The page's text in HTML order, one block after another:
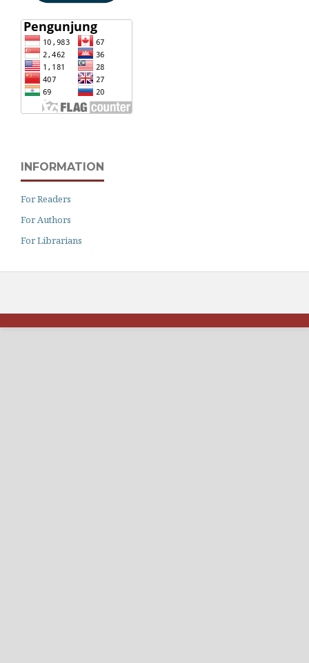
INFORMATION
For Readers
For Authors
For Librarians